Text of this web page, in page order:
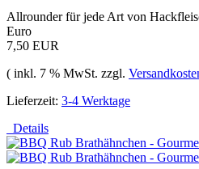
Allrounder für jede Art von
Euro
7,50 EUR
( inkl. 7 % MwSt. zzgl.
Lieferzeit: 3-4 Werktage
Details